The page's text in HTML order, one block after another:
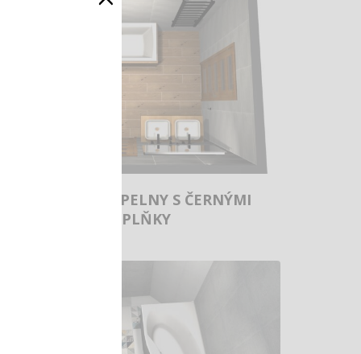
RD – DVĚ KOUPELNY S ČERNÝMI
DOPLŇKY